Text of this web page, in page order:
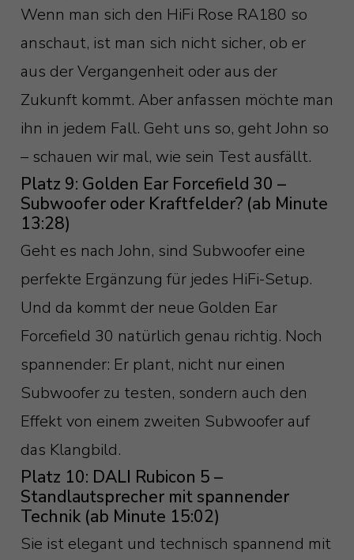
Wenn man sich den HiFi Rose RA180 so
anschaut, ist man sich nicht sicher, ob er
aus der Vergangenheit oder aus der
Zukunft kommt. Aber anfassen möchte man
ihn in jedem Fall. Geht uns so, geht John so
– schauen wir mal, wie sein Test ausfällt.
Platz 9: Golden Ear Forcefield 30 –
Subwoofer oder Kraftfelder? (ab Minute
13:28)
Geht es nach John, sind Subwoofer eine
perfekte Ergänzung für jedes HiFi-Setup.
Und da kommt der neue Golden Ear
Forcefield 30 natürlich genau richtig. Noch
spannender: Er plant, nicht nur einen
Subwoofer zu testen, sondern auch den
Effekt von einem zweiten Subwoofer auf
das Klangbild.
Platz 10: DALI Rubicon 5 –
Standlautsprecher mit spannender
Technik (ab Minute 15:02)
Sie ist elegant und technisch spannend mit